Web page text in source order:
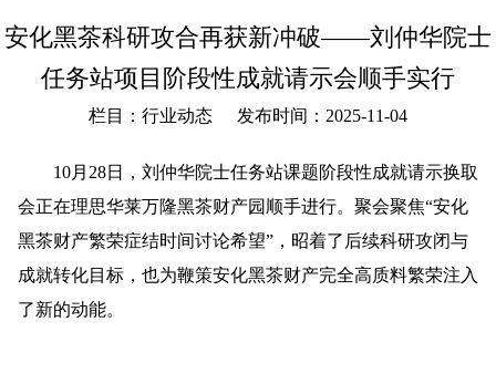
安化黑茶科研攻合再获新冲破——刘仲华院士
任务站项目阶段性成就请示会顺手实行
栏目：行业动态 发布时间：2025-11-04
10月28日，刘仲华院士任务站课题阶段性成就请示换取
会正在理思华莱万隆黑茶财产园顺手进行。聚会聚焦“安化
黑茶财产繁荣症结时间讨论希望”，昭着了后续科研攻闭与
成就转化目标，也为鞭策安化黑茶财产完全高质料繁荣注入
了新的动能。